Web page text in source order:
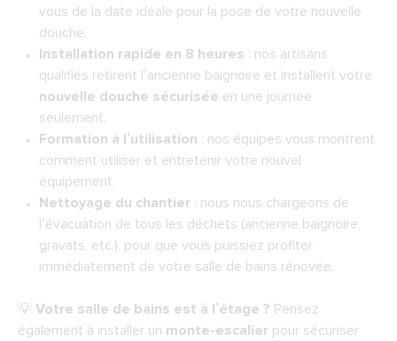
vous de la date idéale pour la pose de votre nouvelle
douche.
Installation rapide en 8 heures : nos artisans
qualifiés retirent l’ancienne baignoire et installent votre
nouvelle douche sécurisée en une journée
seulement.
Formation à l’utilisation : nos équipes vous montrent
comment utiliser et entretenir votre nouvel
équipement.
Nettoyage du chantier : nous nous chargeons de
l’évacuation de tous les déchets (ancienne baignoire,
gravats, etc.), pour que vous puissiez profiter
immédiatement de votre salle de bains rénovée.
💡 Votre salle de bains est à l’étage ? Pensez
également à installer un monte-escalier pour sécuriser